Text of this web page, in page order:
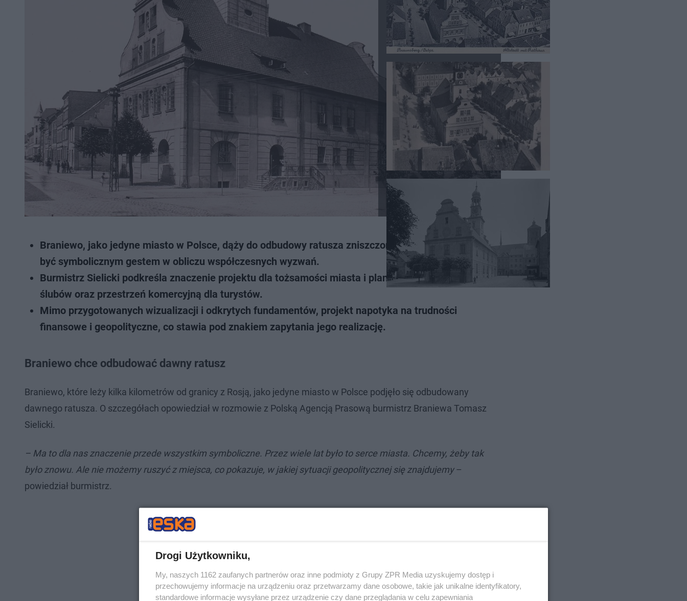
Braniewo, jako jedyne miasto w Polsce, dąży do odbudowy ratusza zniszczonego w 1945 roku, co ma
być symbolicznym gestem w obliczu współczesnych wyzwań.
Burmistrz Sielicki podkreśla znaczenie projektu dla tożsamości miasta i planuje ulokować w nim salę
ślubów oraz przestrzeń komercyjną dla turystów.
Mimo przygotowanych wizualizacji i odkrytych fundamentów, projekt napotyka na trudności
finansowe i geopolityczne, co stawia pod znakiem zapytania jego realizację.
Braniewo chce odbudować dawny ratusz
Braniewo, które leży kilka kilometrów od granicy z Rosją, jako jedyne miasto w Polsce podjęło się odbudowany
dawnego ratusza. O szczegółach opowiedział w rozmowie z Polską Agencją Prasową burmistrz Braniewa Tomasz
Sielicki.
– Ma to dla nas znaczenie przede wszystkim symboliczne. Przez wiele lat było to serce miasta. Chcemy, żeby tak
było znowu. Ale nie możemy ruszyć z miejsca, co pokazuje, w jakiej sytuacji geopolitycznej się znajdujemy–
powiedział burmistrz.
Drogi Użytkowniku,
My, naszych 1162 zaufanych partnerów oraz inne podmioty z Grupy ZPR Media uzyskujemy dostęp i
przechowujemy informacje na urządzeniu oraz przetwarzamy dane osobowe, takie jak unikalne identyfikatory,
standardowe informacje wysyłane przez urządzenie czy dane przeglądania w celu zapewniania